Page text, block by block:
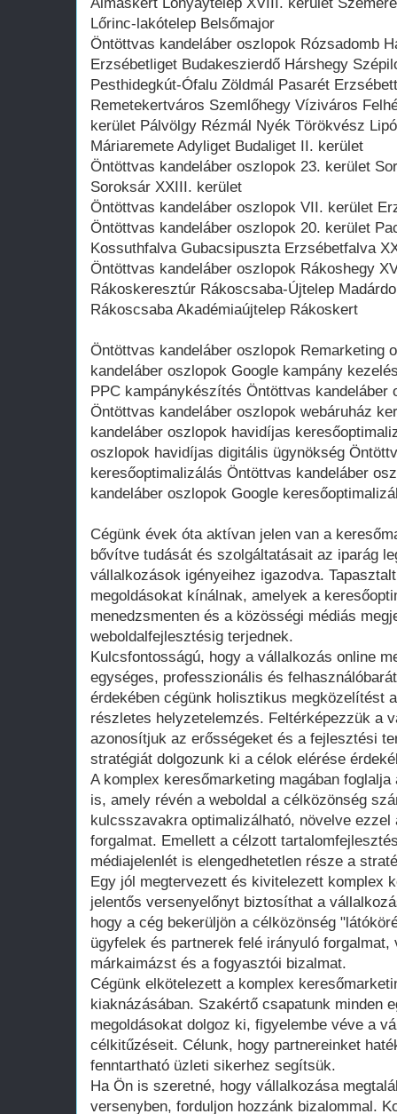
Lőrinc-lakótelep Belsőmajor
Öntöttvas kandeláber oszlopok Rózsadomb
Erzsébetliget Budakeszierdő Hárshegy
Pesthidegkút-Ófalu Zöldmál Pasarét
Remetekertváros Szemlőhegy Víziváros
kerület Pálvölgy Rézmál Nyék Törökvész
Máriaremete Adyliget Budaliget II. kerület
Öntöttvas kandeláber oszlopok 23. kerület
Soroksár XXIII. kerület
Öntöttvas kandeláber oszlopok VII. kerület
Öntöttvas kandeláber oszlopok 20. kerület
Kossuthfalva Gubacsipuszta Erzsébetfalva
Öntöttvas kandeláber oszlopok Rákoshegy
Rákoskeresztúr Rákoscsaba-Újtelep
Rákoscsaba Akadémiaújtelep Rákoskert
Öntöttvas kandeláber oszlopok Remarketing
kandeláber oszlopok Google kampány
PPC kampánykészítés Öntöttvas
Öntöttvas kandeláber oszlopok webáruház
kandeláber oszlopok havidíjas
oszlopok havidíjas digitális ügynökség
keresőoptimalizálás Öntöttvas kandeláber
kandeláber oszlopok Google
Cégünk évek óta aktívan jelen van a
bővítve tudását és szolgáltatásait az iparág
vállalkozások igényeihez igazodva.
megoldásokat kínálnak, amelyek a
menedzsmenten és a közösségi médiás
weboldalfejlesztésig terjednek.
Kulcsfontosságú, hogy a vállalkozás online
egységes, professzionális és
érdekében cégünk holisztikus megközelítést
részletes helyzetelemzés. Feltérképezzük a
azonosítjuk az erősségeket és a fejlesztési
stratégiát dolgozunk ki a célok elérése
A komplex keresőmarketing magában
is, amely révén a weboldal a célközönség
kulcsszavakra optimalizálható, növelve
forgalmat. Emellett a célzott
médiajelenlét is elengedhetetlen része a
Egy jól megtervezett és kivitelezett komplex
jelentős versenyelőnyt biztosíthat a
hogy a cég bekerüljön a célközönség
ügyfelek és partnerek felé irányuló
márkaimázst és a fogyasztói bizalmat.
Cégünk elkötelezett a komplex
kiaknázásában. Szakértő csapatunk minden
megoldásokat dolgoz ki, figyelembe véve a
célkitűzéseit. Célunk, hogy partnereinket
fenntartható üzleti sikerhez segítsük.
Ha Ön is szeretné, hogy vállalkozása
versenyben, forduljon hozzánk bizalommal.